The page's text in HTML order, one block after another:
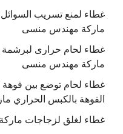
غطاء لمنع تسريب
ماركة مهندس منسى
غطاء لحام حرارى
ماركة مهندس منسى
غطاء لحام توضع بين فوهة
الفوهة بالكبس الحراري
غطاء لغلق لزجاجات